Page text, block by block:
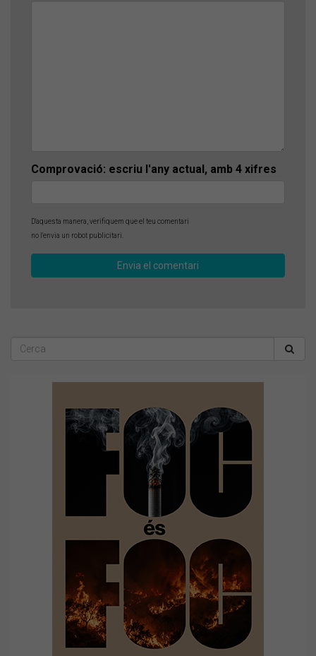
Comprovació: escriu l'any actual, amb 4 xifres
D'aquesta manera, verifiquem que el teu comentari
no l'envia un robot publicitari.